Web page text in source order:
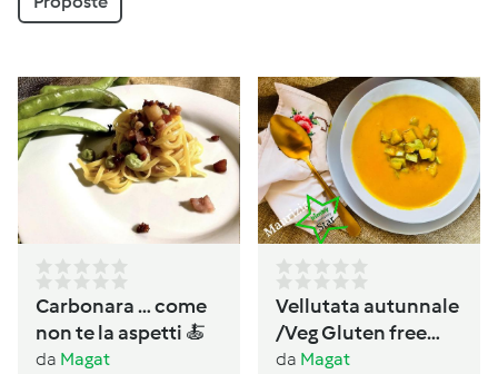
Carbonara … come
non te la aspetti 🍝
da Magat
Vellutata autunnale
/Veg Gluten free
Lactos free
da Magat